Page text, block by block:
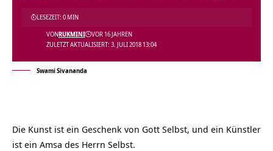
ZULETZT AKTUALISIERT: 3. JULI 2018 13:04
VONRUKMINI VOR 16 JAHREN
LESEZEIT: 0 MIN
Swami Sivananda
Die Kunst ist ein Geschenk von Gott Selbst, und ein Künstler
ist ein Amsa des Herrn Selbst.